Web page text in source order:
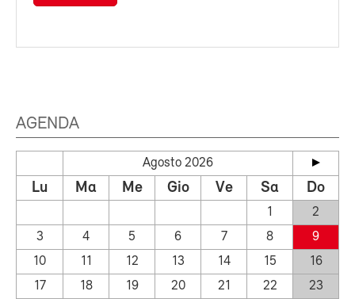
AGENDA
Agosto 2026
Lu Ma Me Gio Ve Sa Do
1
2
3
4 5 6 7 8
9
10
11 12 13 14 15
16
17
18 19 20 21 22
23